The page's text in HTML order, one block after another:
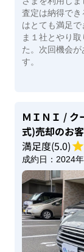
査定は納得で
はとても満足
ま１社とやり
た。次回機会
す。
ＭＩＮＩ / ク
式)売却のお
満足度(5.0)
成約日： 2024